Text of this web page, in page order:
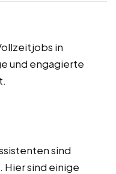
in
und engagierte
sind
Hier sind einige